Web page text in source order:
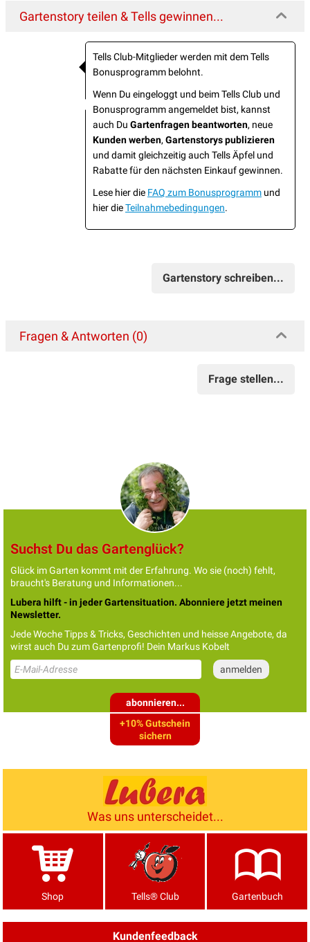
Gartenstory teilen & Tells gewinnen...
Tells Club-Mitglieder werden mit dem Tells
Bonusprogramm belohnt.
Wenn Du eingeloggt und beim Tells Club und
Bonusprogramm angemeldet bist, kannst
auch Du Gartenfragen beantworten, neue
Kunden werben, Gartenstorys publizieren
und damit gleichzeitig auch Tells Äpfel und
Rabatte für den nächsten Einkauf gewinnen.
Lese hier die FAQ zum Bonusprogramm und
hier dieTeilnahmebedingungen.
Gartenstory schreiben...
Fragen & Antworten (0)
Frage stellen...
Suchst Du das Gartenglück?
Glück im Garten kommt mit der Erfahrung. Wo sie (noch) fehlt,
braucht's Beratung und Informationen...
Lubera hilft - in jeder Gartensituation. Abonniere jetzt meinen
Newsletter.
Jede Woche Tipps & Tricks, Geschichten und heisse Angebote, da
wirst auch Du zum Gartenprofi! Dein Markus Kobelt
abonnieren...
+10% Gutschein
sichern
Was uns unterscheidet...
Shop Tells® Club Gartenbuch
Kundenfeedback